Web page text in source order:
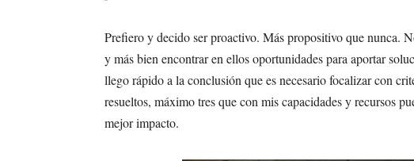
Prefiero y decido ser proactivo. Más propositivo que nunca.
y más bien encontrar en ellos oportunidades para aportar
llego rápido a la conclusión que es necesario focalizar con
resueltos, máximo tres que con mis capacidades y recursos
mejor impacto.